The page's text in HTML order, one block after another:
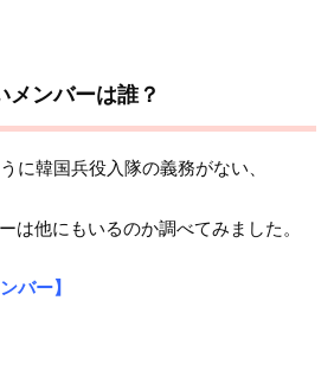
メンバーは誰？
に韓国兵役入隊の義務がない、
は他にもいるのか調べてみました。
バー】